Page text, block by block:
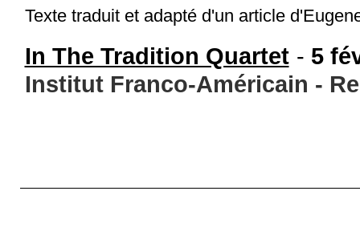
Texte traduit et adapté d'un article
In The Tradition Quartet - 5
Institut Franco-Américain -